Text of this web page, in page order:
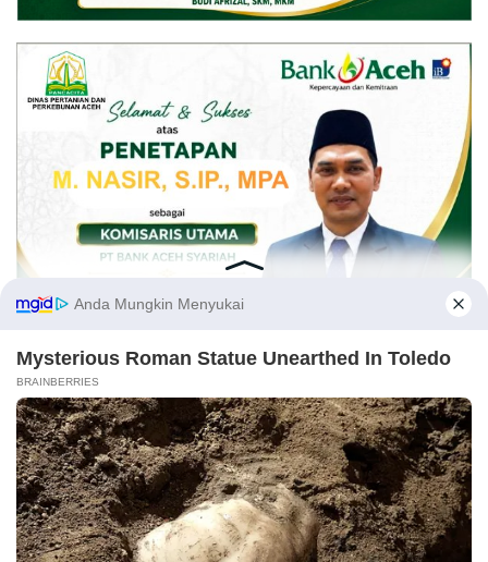
Opini
Kirimkan naskah melalui email Redaksi atau nomor WA 081269224477 disertai
identitas. Naskah yang tayang tidak mewakili pemikiran Redaksi, karena itu
sepenuhnya menjadi tanggung jawab Penulis.